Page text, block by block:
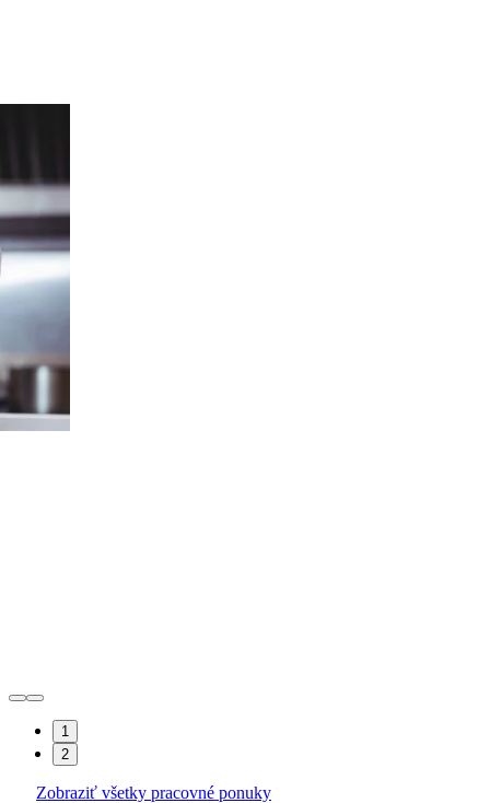
1
2
Zobraziť všetky pracovné ponuky